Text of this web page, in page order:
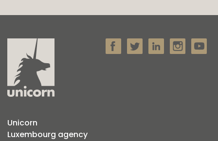
Unicorn
Luxembourg agency